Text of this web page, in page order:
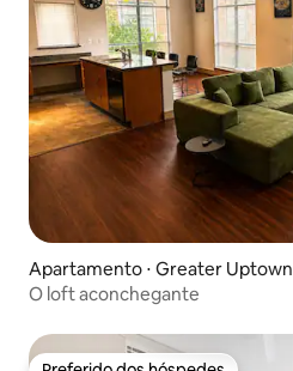
Apartamento ⋅ Greater Uptown
O loft aconchegante